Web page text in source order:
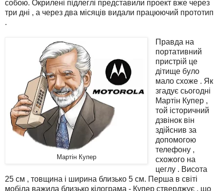
собою. Окрилені підлеглі представили проект вже через
три дні , а через два місяців видали працюючий прототип
.
Мартін Купер
Правда на
портативний
пристрій це
дітище було
мало схоже . Як
згадує сьогодні
Мартін Купер ,
той історичний
дзвінок він
здійснив за
допомогою
телефону ,
схожого на
цеглу . Висота
25 см , товщина і ширина близько 5 см. Перша в світі
мобіла важила близько кілограма - Купер стверджує , що